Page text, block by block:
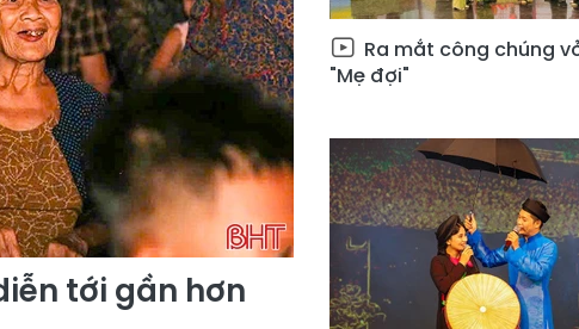
tới gần hơn
Ra mắt công chúng
"Mẹ đợi"